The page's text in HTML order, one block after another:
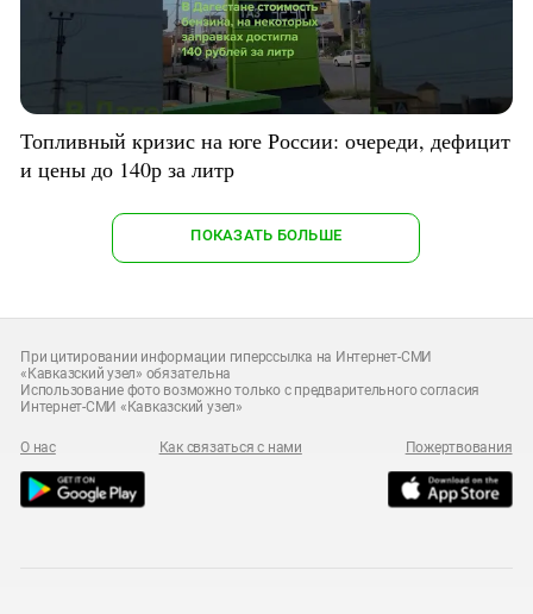
Топливный кризис на юге России: очереди, дефицит
и цены до 140р за литр
ПОКАЗАТЬ БОЛЬШЕ
При цитировании информации гиперссылка на Интернет-СМИ
«Кавказский узел» обязательна
Использование фото возможно только с предварительного согласия
Интернет-СМИ «Кавказский узел»
О нас Как связаться с нами Пожертвования